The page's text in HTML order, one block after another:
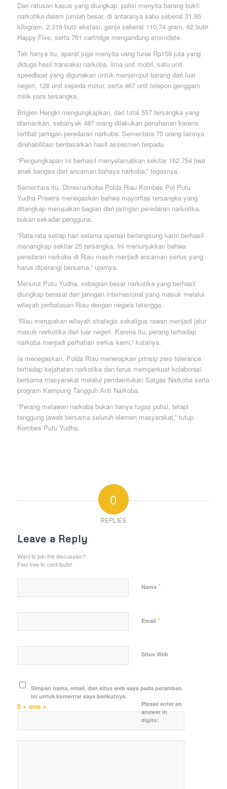
Dari ratusan kasus yang diungkap, polisi menyita barang bukti
narkotika dalam jumlah besar, di antaranya sabu seberat 31,85
kilogram, 2.319 butir ekstasi, ganja seberat 110,74 gram, 62 butir
Happy Five, serta 761 cartridge mengandung etomidate.
Tak hanya itu, aparat juga menyita uang tunai Rp159 juta yang
diduga hasil transaksi narkoba, lima unit mobil, satu unit
speedboat yang digunakan untuk menjemput barang dari luar
negeri, 128 unit sepeda motor, serta 467 unit telepon genggam
milik para tersangka.
Brigjen Hengki mengungkapkan, dari total 557 tersangka yang
diamankan, sebanyak 487 orang dilakukan penahanan karena
terlibat jaringan peredaran narkoba. Sementara 70 orang lainnya
direhabilitasi berdasarkan hasil assesmen terpadu.
“Pengungkapan ini berhasil menyelamatkan sekitar 162.754 jiwa
anak bangsa dari ancaman bahaya narkoba,” tegasnya.
Sementara itu, Dirresnarkoba Polda Riau Kombes Pol Putu
Yudha Prawira menegaskan bahwa mayoritas tersangka yang
ditangkap merupakan bagian dari jaringan peredaran narkotika,
bukan sekadar pengguna.
“Rata-rata setiap hari selama operasi berlangsung kami berhasil
menangkap sekitar 25 tersangka. Ini menunjukkan bahwa
peredaran narkoba di Riau masih menjadi ancaman serius yang
harus diperangi bersama,” ujarnya.
Menurut Putu Yudha, sebagian besar narkotika yang berhasil
diungkap berasal dari jaringan internasional yang masuk melalui
wilayah perbatasan Riau dengan negara tetangga.
“Riau merupakan wilayah strategis sekaligus rawan menjadi jalur
masuk narkotika dari luar negeri. Karena itu, perang terhadap
narkoba menjadi perhatian serius kami,” katanya.
Ia menegaskan, Polda Riau menerapkan prinsip zero tolerance
terhadap kejahatan narkotika dan terus memperkuat kolaborasi
bersama masyarakat melalui pembentukan Satgas Narkoba serta
program Kampung Tangguh Anti Narkoba.
“Perang melawan narkoba bukan hanya tugas polisi, tetapi
tanggung jawab bersama seluruh elemen masyarakat,” tutup
Kombes Putu Yudha.
0
REPLIES
Leave a Reply
Want to join the discussion?
Feel free to contribute!
Nama *
Email *
Situs Web
Simpan nama, email, dan situs web saya pada peramban
ini untuk komentar saya berikutnya.
Please enter an
answer in
digits:
5 × one =